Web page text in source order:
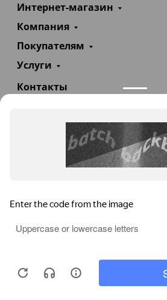
Интернет-магазин
Компания
Покупателям
Услуги
Контакты
info@teploexpert.com
Пн—Сб 09:00 – 18:00
TeploExpert.com © 2008 - 2026
систем отопления,